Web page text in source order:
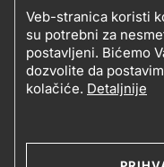
Veb-stranica koristi
su potrebni za
postavljeni. Bićemo
dozvolite da
kolačiće. Detaljnije
PRATITE
NAS
Petrol d.o.o.
Zmajeva 12V,